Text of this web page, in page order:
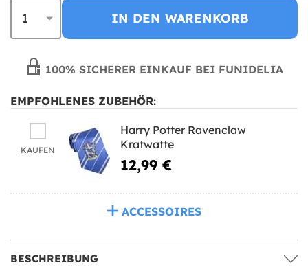
IN DEN WARENKORB
100% SICHERER EINKAUF BEI FUNIDELIA
EMPFOHLENES ZUBEHÖR:
KAUFEN
Harry Potter Ravenclaw
Kratwatte
12,99 €
ACCESSOIRES
BESCHREIBUNG